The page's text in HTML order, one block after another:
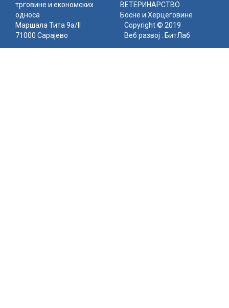
трговине и економских
односа
ВЕТЕРИНАРСТВО
Босне и Херцеговине
Маршала Тита 9а/II
71000 Сарајево
Copyright © 2019
Веб развој : БитЛаб